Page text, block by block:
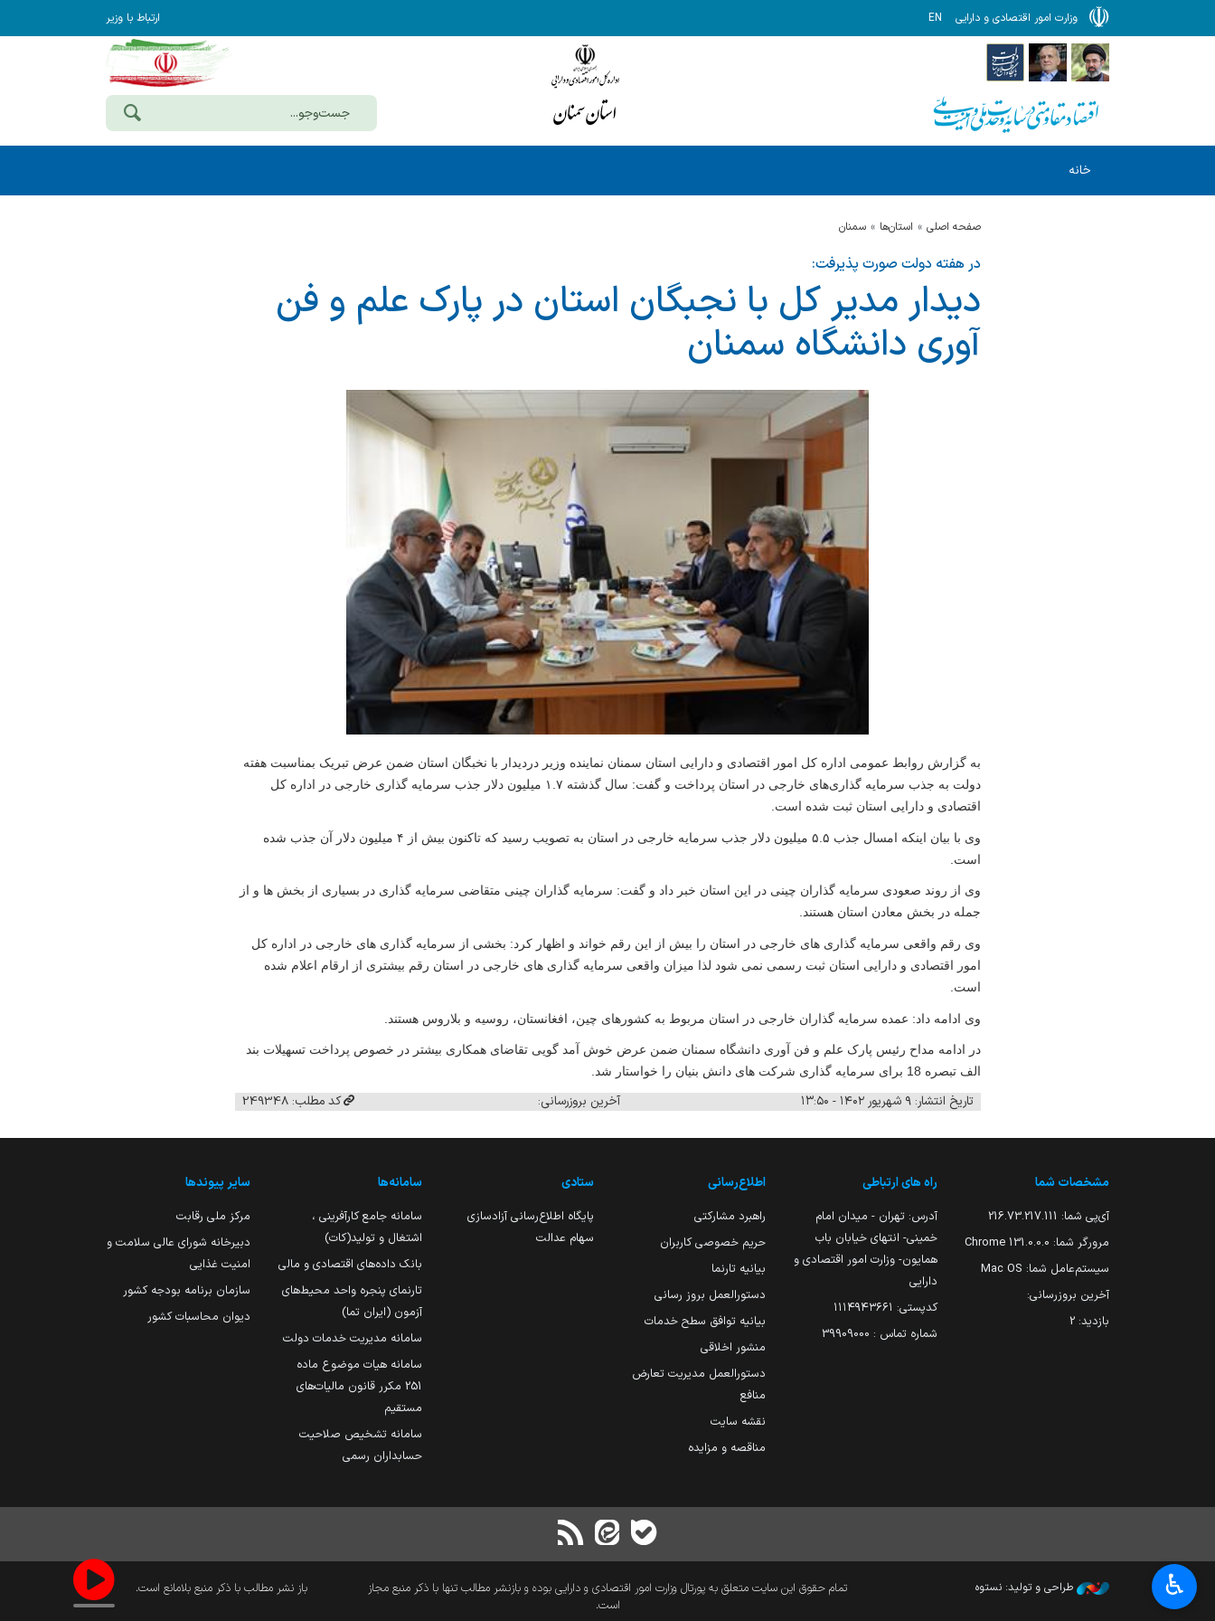
وزارت امور اقتصادی و دارایی EN ارتباط با وزیر
خانه
صفحه اصلی استان‌ها سمنان
در هفته دولت صورت پذیرفت:
دیدار مدیر كل با نجبگان استان در پارك علم و فن
آوری دانشگاه سمنان
به گزارش روابط عمومی اداره کل امور اقتصادی و دارایی استان سمنان نماینده وزیر دردیدار با نخبگان استان ضمن عرض تبریک بمناسبت هفته
دولت به جذب سرمایه گذاری‌های خارجی در استان پرداخت و گفت: سال گذشته ۱.۷ میلیون دلار جذب سرمایه گذاری خارجی در اداره کل
اقتصادی و دارایی استان ثبت شده است
وی با بیان اینکه امسال جذب ۵.۵ میلیون دلار جذب سرمایه خارجی در استان به تصویب رسید که تاکنون بیش از ۴ میلیون دلار آن جذب شده
است
وی از روند صعودی سرمایه گذاران چینی در این استان خبر داد و گفت: سرمایه گذاران چینی متقاضی سرمایه گذاری در بسیاری از بخش ها و از
جمله در بخش معادن استان هستند.
وی رقم واقعی سرمایه گذاری های خارجی در استان را بیش از این رقم خواند و اظهار کرد: بخشی از سرمایه گذاری های خارجی در اداره کل
امور اقتصادی و دارایی استان ثبت رسمی نمی شود لذا میزان واقعی سرمایه گذاری های خارجی در استان رقم بیشتری از ارقام اعلام شده
است
وی ادامه داد: عمده سرمایه گذاران خارجی در استان مربوط به کشورهای چین، افغانستان، روسیه و بلاروس هستند
در ادامه مداح رئیس پارک علم و فن آوری دانشگاه سمنان ضمن عرض خوش آمد گویی تقاضای همکاری بیشتر در خصوص پرداخت تسهیلات بند
الف تبصره 18 برای سرمایه گذاری شرکت های دانش بنیان را خواستار شد.
تاریخ انتشار: ۹ شهریور ۱۴۰۲ - ۱۳:۵۰ آخرین بروزرسانی: کد مطلب: 249348
مشخصات شما
آی‌پی شما: 216.73.217.111
مرورگر شما: 131.0.0.0 Chrome
سیستم‌عامل شما: Mac OS
آخرین بروزرسانی:
بازدید: 2
راه های ارتباطی
آدرس: تهران - میدان امام
خمینی- انتهای خیابان باب
همایون- وزارت امور اقتصادی و
دارایی
کدپستی: ۱۱۱۴۹۴۳۶۶۱
شماره تماس : 39909000
اطلاع‌رسانی
راهبرد مشارکتی
حریم خصوصی کاربران
بیانیه تارنما
دستورالعمل بروز رسانی
بیانیه توافق سطح خدمات
منشور اخلاقی
دستورالعمل مدیریت تعارض
منافع
نقشه سایت
مناقصه و مزایده
ستادی
پایگاه اطلاع‌رسانی آزادسازی
سهام عدالت
سامانه‌ها
سامانه جامع کارآفرینی ،
اشتغال و تولید(کات)
بانک داده‌های اقتصادی و مالی
تارنمای پنجره واحد محیط‌های
آزمون (ایران تما)
سامانه مدیریت خدمات دولت
سامانه هیات موضوع ماده
251 مکرر قانون مالیات‌های
مستقیم
سامانه تشخیص صلاحیت
حسابداران رسمی
سایر پیوندها
مرکز ملی رقابت
دبیرخانه شورای عالی سلامت و
امنیت غذایی
سازمان برنامه بودجه کشور
دیوان محاسبات کشور
طراحی و تولید: نستوه
تمام حقوق این سایت متعلق به پورتال وزارت امور اقتصادی و دارایی بوده و بازنشر مطالب تنها با ذکر منبع مجاز
است.
باز نشر مطالب با ذکر منبع بلامانع است. ♿︎